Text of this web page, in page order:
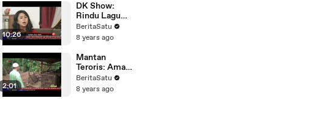
10:26
DK Show:
Rindu Lagu
Anak #2
BeritaSatu
8 years ago
2:01
Mantan
Teroris: Aman
Abdurrahman
Sangat
BeritaSatu
8 years ago